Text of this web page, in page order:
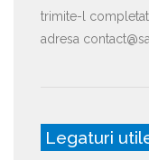
trimite-l
adresa
Legaturi